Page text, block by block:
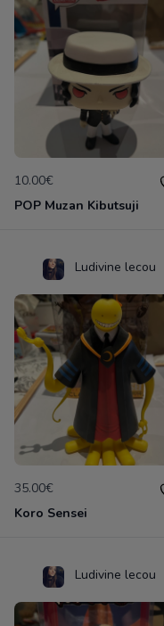
10.00€
POP Muzan Kibutsuji
Ludivine lecou
35.00€
Koro Sensei
Ludivine lecou